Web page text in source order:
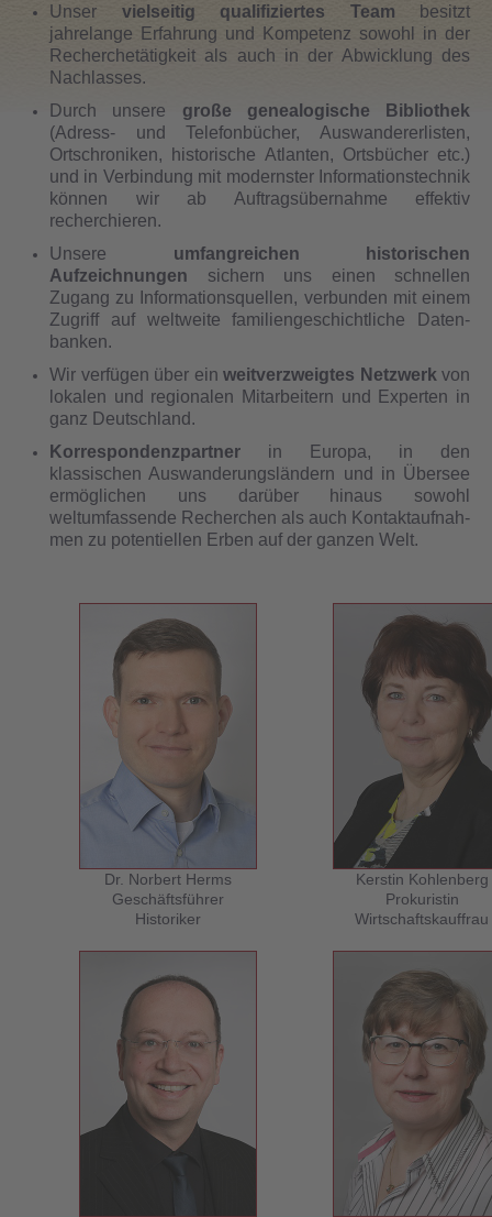
Unser vielseitig qualifiziertes Team besitzt
jahrelange Erfahrung und Kompetenz sowohl in der
Recherchetätigkeit als auch in der Abwicklung des
Nachlasses.
Durch unsere große genealogische Bibliothek
(Adress- und Telefonbücher, Aus­wan­de­rer­listen,
Ortschroniken, historische Atlanten, Ortsbücher etc.)
und in Verbindung mit modernster Informationstechnik
können wir ab Auftragsübernahme effektiv
recherchieren.
Unsere umfangreichen historischen
Aufzeichnungen sichern uns einen schnellen
Zugang zu Informationsquellen, verbunden mit einem
Zugriff auf weltweite familiengeschichtliche Daten­
banken.
Wir verfügen über ein weitverzweigtes Netzwerk von
lokalen und regionalen Mitarbeitern und Experten in
ganz Deutschland.
Korrespondenzpartner in Europa, in den
klassischen Auswanderungsländern und in Übersee
ermöglichen uns darüber hinaus sowohl
weltumfassende Recherchen als auch Kon­takt­auf­nah­
men zu potentiellen Erben auf der ganzen Welt.
Dr. Norbert Herms
Geschäftsführer
Historiker
Kerstin Kohlenberg
Prokuristin
Wirtschaftskauffrau